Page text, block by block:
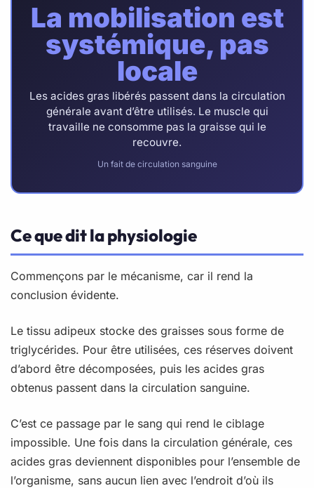
La mobilisation est
systémique, pas
locale
Les acides gras libérés passent dans la circulation
générale avant d’être utilisés. Le muscle qui
travaille ne consomme pas la graisse qui le
recouvre.
Un fait de circulation sanguine
Ce que dit la physiologie
Commençons par le mécanisme, car il rend la
conclusion évidente.
Le tissu adipeux stocke des graisses sous forme de
triglycérides. Pour être utilisées, ces réserves doivent
d’abord être décomposées, puis les acides gras
obtenus passent dans la circulation sanguine.
C’est ce passage par le sang qui rend le ciblage
impossible. Une fois dans la circulation générale, ces
acides gras deviennent disponibles pour l’ensemble de
l’organisme, sans aucun lien avec l’endroit d’où ils